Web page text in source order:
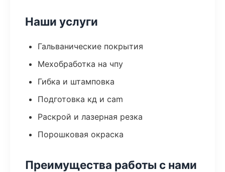
Наши услуги
Гальванические покрытия
Мехобработка на чпу
Гибка и штамповка
Подготовка кд и cam
Раскрой и лазерная резка
Порошковая окраска
Преимущества работы с нами